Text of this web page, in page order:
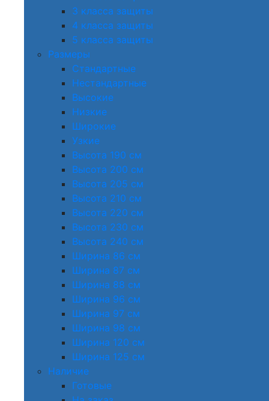
3 класса защиты
4 класса защиты
5 класса защиты
Размеры
Стандартные
Нестандартные
Высокие
Низкие
Широкие
Узкие
Высота 190 см
Высота 200 см
Высота 205 см
Высота 210 см
Высота 220 см
Высота 230 см
Высота 240 см
Ширина 86 см
Ширина 87 см
Ширина 88 см
Ширина 96 см
Ширина 97 см
Ширина 98 см
Ширина 120 см
Ширина 125 см
Наличие
Готовые